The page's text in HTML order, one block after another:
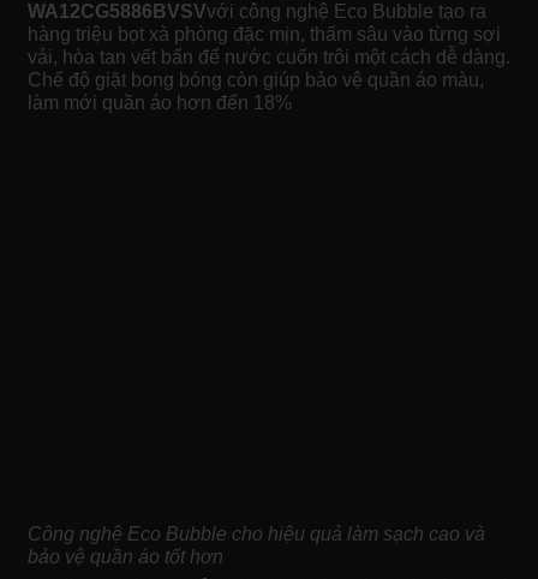
WA12CG5886BVSVvới công nghệ Eco Bubble tạo ra
hàng triệu bọt xà phòng đặc mịn, thấm sâu vào từng sợi
vải, hòa tan vết bẩn để nước cuốn trôi một cách dễ dàng.
Chế độ giặt bong bóng còn giúp bảo vệ quần áo màu,
làm mới quần áo hơn đến 18%
Công nghệ Eco Bubble cho hiệu quả làm sạch cao và
bảo vệ quần áo tốt hơn